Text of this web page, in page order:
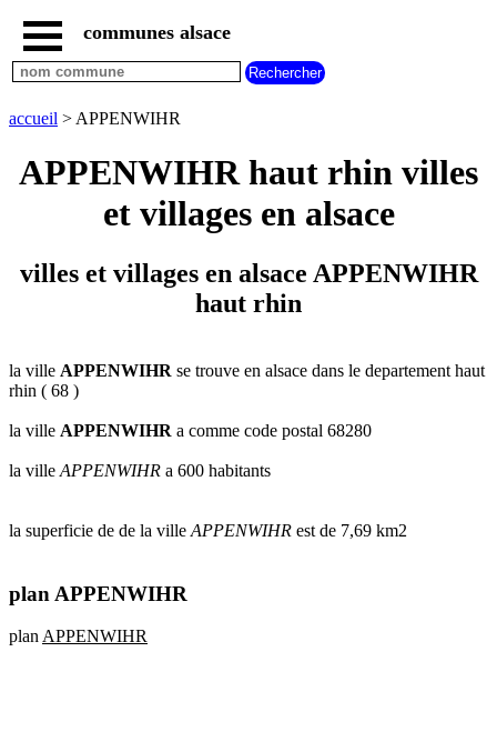
accueil
villes
rhin
commencant
B C D E F
L M
N
V
W X Y Z
par
A B C
H
I J K L M
N
communes alsace
accueil > APPENWIHR
APPENWIHR haut rhin villes
et villages en alsace
villes et villages en alsace APPENWIHR
haut rhin
la ville APPENWIHR se trouve en alsace dans le departement haut
rhin ( 68 )
la ville APPENWIHR a comme code postal 68280
la ville APPENWIHR a 600 habitants
la superficie de de la ville APPENWIHR est de 7,69 km2
plan APPENWIHR
plan APPENWIHR